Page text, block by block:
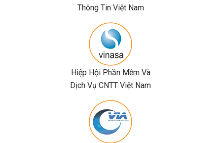
Thông Tin Việt Nam
Hiệp Hội Phần Mềm Và
Dịch Vụ CNTT Việt Nam